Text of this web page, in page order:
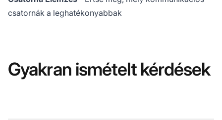
csatornák a leghatékonyabbak
Gyakran ismételt kérdések